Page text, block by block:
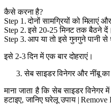
कैसे करना है?
Step 1. दोनों सामग्रियों को मिलाएं
Step 2. इसे 20-25 मिनट तक बैठने दें।
Step 3. आप या तो इसे गुनगुने पानी
इसे 2-3 दिन में एक बार दोहराएं।
सेब साइडर विनेगर और नींबू
माना जाता है कि सेब साइडर
हटाइए, जानिए घरेलू उपाय |